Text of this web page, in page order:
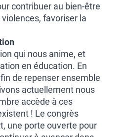
contribuer au bien-être
favoriser la
qui nous anime, et
en éducation. En
de repenser ensemble
actuellement nous
accède à ces
! Le congrès
une porte ouverte pour